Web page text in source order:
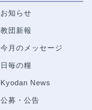
お知らせ
教団新報
今月のメッセージ
日毎の糧
Kyodan News
公募・公告